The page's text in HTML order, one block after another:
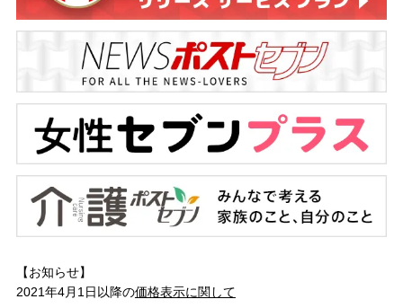
【お知らせ】
2021年4月1日以降の価格表示に関して